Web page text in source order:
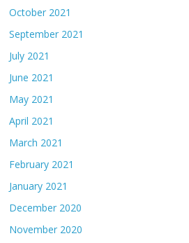
October 2021
September 2021
July 2021
June 2021
May 2021
April 2021
March 2021
February 2021
January 2021
December 2020
November 2020